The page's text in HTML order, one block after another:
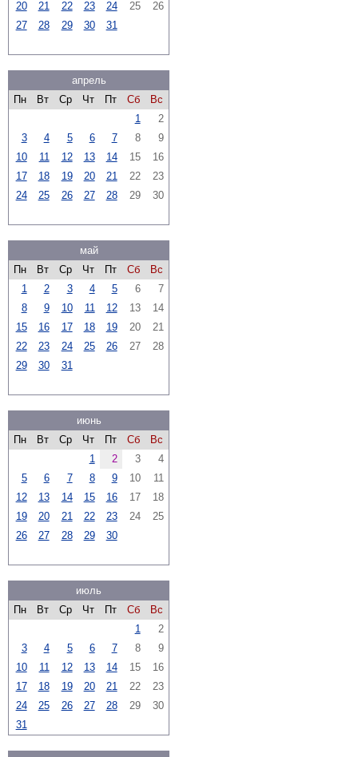
20 21 22 23 24 25
26
27
28 29 30 31
апрель
Пн
Вт Ср Чт Пт Сб
Вс
1
2
3
4 5 6 7 8
9
10
11 12 13 14 15
16
17
18 19 20 21 22
23
24
25 26 27 28 29 30
май
Пн
Вт Ср Чт Пт Сб
Вс
1
2 3 4 5 6
7
8
9 10 11 12 13
14
15
16 17 18 19 20
21
22
23 24 25 26 27
28
29
30 31
июнь
Пн
Вт Ср Чт Пт Сб
Вс
1
2 3
4
5
6 7 8 9 10
11
12
13 14 15 16 17
18
19
20 21 22 23 24
25
26
27 28 29 30
июль
Пн
Вт Ср Чт Пт Сб
Вс
1
2
3
4 5 6 7 8
9
10
11 12 13 14 15
16
17
18 19 20 21 22
23
24
25 26 27 28 29
30
31